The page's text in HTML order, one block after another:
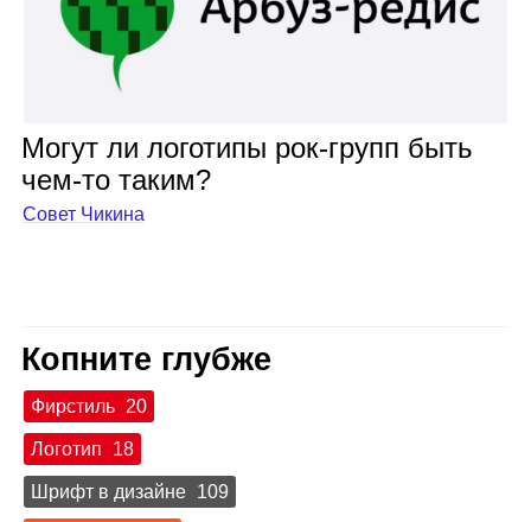
Могут ли лого­типы рок‑групп быть
чем‑то таким?
Совет Чикина
Копните глубже
Фирстиль 20
Логотип 18
Шрифт в дизайне 109